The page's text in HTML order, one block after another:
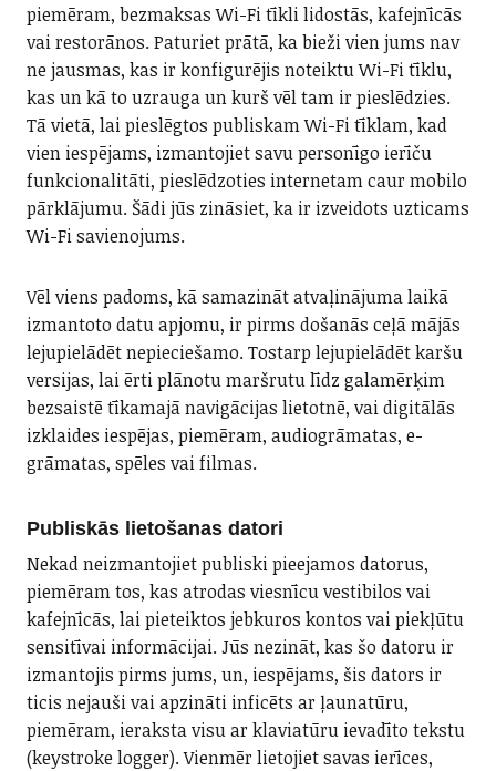
piemēram, bezmaksas Wi-Fi tīkli lidostās, kafejnīcās
vai restorānos. Paturiet prātā, ka bieži vien jums nav
ne jausmas, kas ir konfigurējis noteiktu Wi-Fi tīklu,
kas un kā to uzrauga un kurš vēl tam ir pieslēdzies.
Tā vietā, lai pieslēgtos publiskam Wi-Fi tīklam, kad
vien iespējams, izmantojiet savu personīgo ierīču
funkcionalitāti, pieslēdzoties internetam caur mobilo
pārklājumu. Šādi jūs zināsiet, ka ir izveidots uzticams
Wi-Fi savienojums.
Vēl viens padoms, kā samazināt atvaļinājuma laikā
izmantoto datu apjomu, ir pirms došanās ceļā mājās
lejupielādēt nepieciešamo. Tostarp lejupielādēt karšu
versijas, lai ērti plānotu maršrutu līdz galamērķim
bezsaistē tīkamajā navigācijas lietotnē, vai digitālās
izklaides iespējas, piemēram, audiogrāmatas, e-
grāmatas, spēles vai filmas.
Publiskās lietošanas datori
Nekad neizmantojiet publiski pieejamos datorus,
piemēram tos, kas atrodas viesnīcu vestibilos vai
kafejnīcās, lai pieteiktos jebkuros kontos vai piekļūtu
sensitīvai informācijai. Jūs nezināt, kas šo datoru ir
izmantojis pirms jums, un, iespējams, šis dators ir
ticis nejauši vai apzināti inficēts ar ļaunatūru,
piemēram, ieraksta visu ar klaviatūru ievadīto tekstu
(keystroke logger). Vienmēr lietojiet savas ierīces,